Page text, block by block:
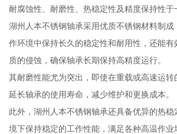
耐腐蚀性、耐磨性、热稳定性及精度保持性于
湖州人本不锈钢轴承采用优质不锈钢材料制
作环境中保持长久的稳定性和耐用性，还能有
质的侵蚀，确保轴承长期保持高精度运行。
其耐磨性能尤为突出，即使在重载或高速运转
延长轴承的使用寿命，减少维护和更换成本。
此外，湖州人本不锈钢轴承还具备优异的热
境下保持稳定的工作性能，满足各种高温作业